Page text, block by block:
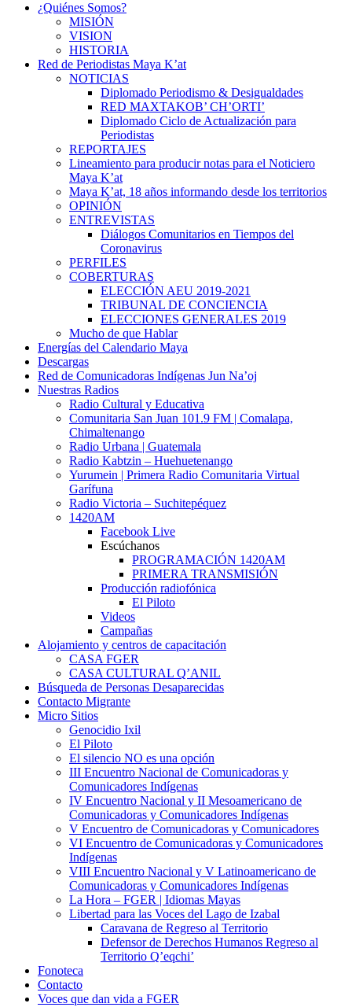
¿Quiénes Somos?
MISIÓN
VISION
HISTORIA
Red de Periodistas Maya K’at
NOTICIAS
Diplomado Periodismo & Desigualdades
RED MAXTAKOB’ CH’ORTI’
Diplomado Ciclo de Actualización para
Periodistas
REPORTAJES
Lineamiento para producir notas para el Noticiero
Maya K’at
Maya K’at, 18 años informando desde los territorios
OPINIÓN
ENTREVISTAS
Diálogos Comunitarios en Tiempos del
Coronavirus
PERFILES
COBERTURAS
ELECCIÓN AEU 2019-2021
TRIBUNAL DE CONCIENCIA
ELECCIONES GENERALES 2019
Mucho de que Hablar
Energías del Calendario Maya
Descargas
Red de Comunicadoras Indígenas Jun Na’oj
Nuestras Radios
Radio Cultural y Educativa
Comunitaria San Juan 101.9 FM | Comalapa,
Chimaltenango
Radio Urbana | Guatemala
Radio Kabtzin – Huehuetenango
Yurumein | Primera Radio Comunitaria Virtual
Garífuna
Radio Victoria – Suchitepéquez
1420AM
Facebook Live
Escúchanos
PROGRAMACIÓN 1420AM
PRIMERA TRANSMISIÓN
Producción radiofónica
El Piloto
Videos
Campañas
Alojamiento y centros de capacitación
CASA FGER
CASA CULTURAL Q’ANIL
Búsqueda de Personas Desaparecidas
Contacto Migrante
Micro Sitios
Genocidio Ixil
El Piloto
El silencio NO es una opción
III Encuentro Nacional de Comunicadoras y
Comunicadores Indígenas
IV Encuentro Nacional y II Mesoamericano de
Comunicadoras y Comunicadores Indígenas
V Encuentro de Comunicadoras y Comunicadores
VI Encuentro de Comunicadoras y Comunicadores
Indígenas
VIII Encuentro Nacional y V Latinoamericano de
Comunicadoras y Comunicadores Indígenas
La Hora – FGER | Idiomas Mayas
Libertad para las Voces del Lago de Izabal
Caravana de Regreso al Territorio
Defensor de Derechos Humanos Regreso al
Territorio Q’eqchi’
Fonoteca
Contacto
Voces que dan vida a FGER